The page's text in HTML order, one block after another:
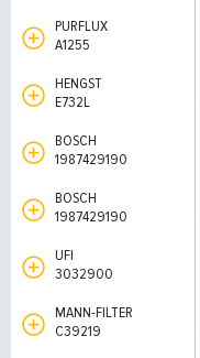
PURFLUX
A1255
HENGST
E732L
BOSCH
1987429190
BOSCH
1987429190
UFI
3032900
MANN-FILTER
C39219